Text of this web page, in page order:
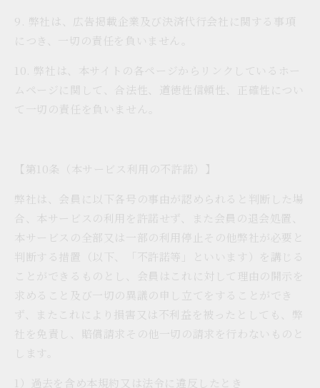
9. 弊社は、広告掲載企業及び決済代行会社に関する事項
につき、一切の責任を負いません。
10. 弊社は、本サイトの各ページからリンクしているホー
ムページに関して、合法性、道徳性信頼性、正確性につい
て一切の責任を負いません。
【第10条（本サービス利用の不許諾）】
弊社は、会員に以下各号の事由が認められると判断した場
合、本サービスの利用を許諾せず、また会員の退会処置、
本サービスの全部又は一部の利用停止その他弊社が必要と
判断する措置（以下、「不許諾等」といいます）を講じる
ことができるものとし、会員はこれに対して理由の開示を
求めること及び一切の異議の申し立てをすることができ
ず、またこれにより損害又は不利益を被ったとしても、弊
社を免責し、賠償請求その他一切の請求を行わないものと
します。
1）過去を含め本規約又は法令に違反したとき